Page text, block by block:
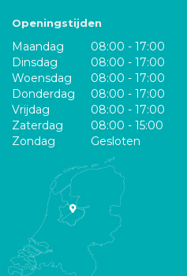
Openingstijden
Maandag
08:00 - 17:00
Dinsdag
08:00 - 17:00
Woensdag
08:00 - 17:00
Donderdag
08:00 - 17:00
Vrijdag
08:00 - 17:00
Zaterdag
08:00 - 15:00
Zondag
Gesloten